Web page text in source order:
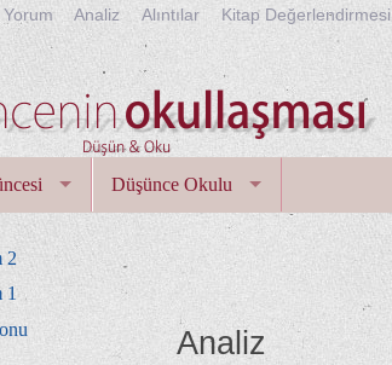
Yorum Analiz Alıntılar Kitap Değerlendirmesi
Düşünce Okulu
Analiz
2
1